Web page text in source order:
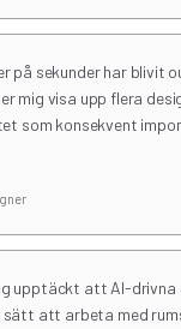
på sekunder har blivit
mig visa upp flera
som konsekvent
upptäckt att AI-drivna
att arbeta med